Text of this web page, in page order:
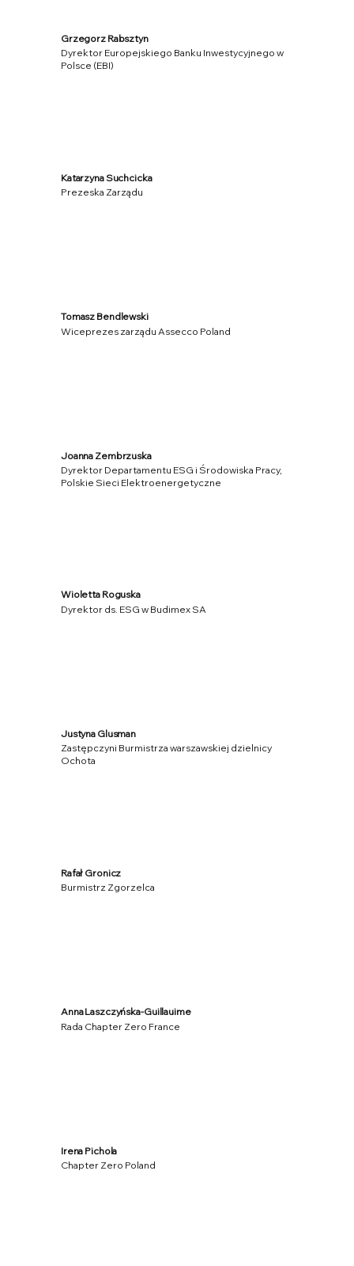
Grzegorz Rabsztyn
Dyrektor Europejskiego Banku Inwestycyjnego w
Polsce (EBI)
Katarzyna Suchcicka
Prezeska Zarządu
Tomasz Bendlewski
Wiceprezes zarządu Assecco Poland
Joanna Zembrzuska
Dyrektor Departamentu ESG i Środowiska Pracy,
Polskie Sieci Elektroenergetyczne
Wioletta Roguska
Dyrektor ds. ESG w Budimex SA
Justyna Glusman
Zastępczyni Burmistrza warszawskiej dzielnicy
Ochota
Rafał Gronicz
Burmistrz Zgorzelca
Anna Laszczyńska-Guillauime
Rada Chapter Zero France
Irena Pichola
Chapter Zero Poland